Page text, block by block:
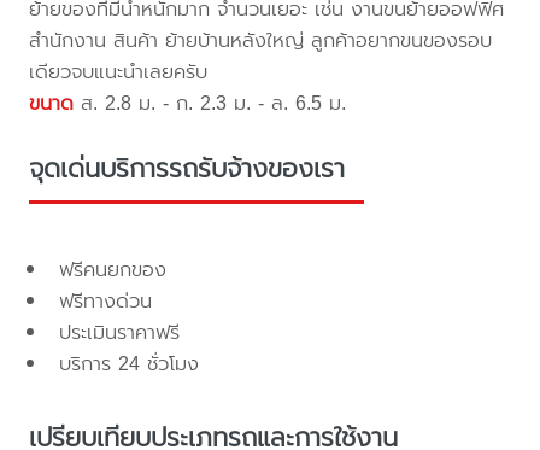
ย้ายของที่มีน้ำหนักมาก จำนวนเยอะ เช่น งานขนย้ายออฟฟิศ
สำนักงาน สินค้า ย้ายบ้านหลังใหญ่ ลูกค้าอยากขนของรอบ
เดียวจบแนะนำเลยครับ
ขนาด ส. 2.8 ม. - ก. 2.3 ม. - ล. 6.5 ม.
จุดเด่นบริการรถรับจ้างของเรา
ฟรีคนยกของ
ฟรีทางด่วน
ประเมินราคาฟรี
บริการ 24 ชั่วโมง
เปรียบเทียบประเภทรถและการใช้งาน